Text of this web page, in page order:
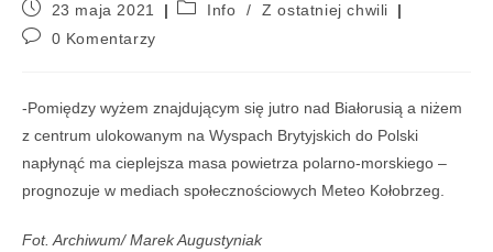
23 maja 2021 Info /
Z ostatniej chwili
0 Komentarzy
-Pomiędzy wyżem znajdującym się jutro nad Białorusią a niżem
z centrum ulokowanym na Wyspach Brytyjskich do Polski
napłynąć ma cieplejsza masa powietrza polarno-morskiego –
prognozuje w mediach społecznościowych Meteo Kołobrzeg.
Fot. Archiwum/ Marek Augustyniak